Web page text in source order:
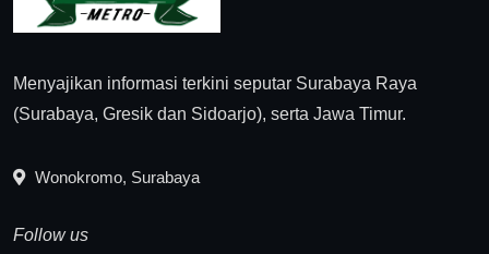
Menyajikan informasi terkini seputar Surabaya Raya
(Surabaya, Gresik dan Sidoarjo), serta Jawa Timur.
Wonokromo, Surabaya
Follow us